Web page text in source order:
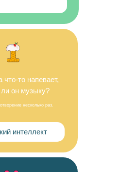
интеллект
несколько раз.
что-то напевает,
он музыку?